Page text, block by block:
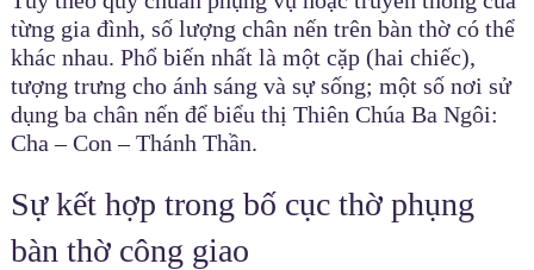
từng gia đình, số lượng chân nến trên bàn thờ có thể
khác nhau. Phổ biến nhất là một cặp (hai chiếc),
tượng trưng cho ánh sáng và sự sống; một số nơi sử
dụng ba chân nến để biểu thị Thiên Chúa Ba Ngôi:
Cha – Con – Thánh Thần.
Sự kết hợp trong bố cục thờ phụng
bàn thờ công giao